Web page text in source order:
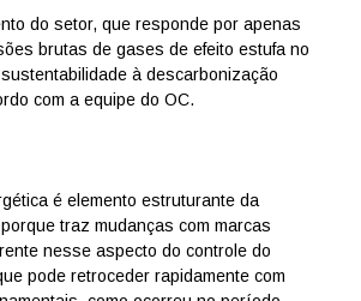
do setor, que responde por apenas
brutas de gases de efeito estufa no
à descarbonização
com a equipe do OC.
é elemento estruturante da
traz mudanças com marcas
nesse aspecto do controle do
pode retroceder rapidamente com